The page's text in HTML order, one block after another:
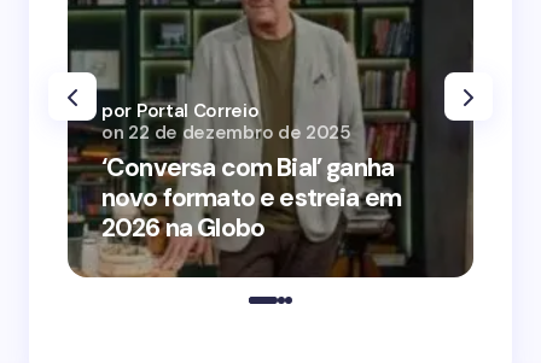
‘Conversa com Bial’ ganha
novo formato e estreia em
2026 na Globo
por Portal Correio
on 22 de dezembro de 2025